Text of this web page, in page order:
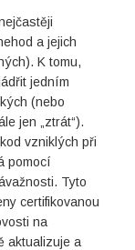
a jejich
K tomu,
jedním
(nebo
jen „ztrát“).
vzniklých při
pomocí
Tyto
certifikovanou
na
aktualizuje a